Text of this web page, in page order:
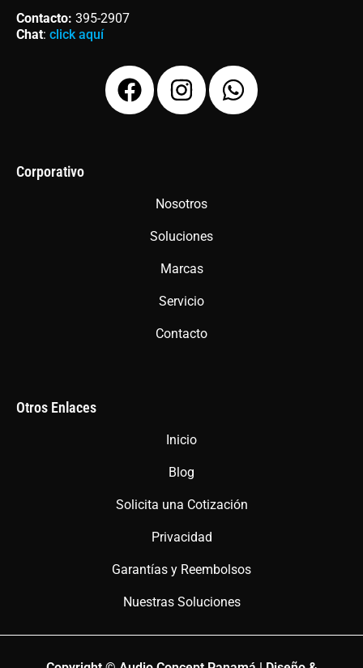
Contacto: 395-2907
Chat: click aquí
F
a
I
n
g
a
m
W
h
Corporativo
Nosotros
Soluciones
Marcas
Servicio
Contacto
Otros Enlaces
Inicio
Blog
Solicita una Cotización
Privacidad
Garantías y Reembolsos
Nuestras Soluciones